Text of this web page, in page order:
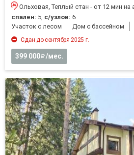
Ольховая, Теплый стан - от 12 мин на
спален: 5, с/узлов: 6
Участок с лесом
Дом с бассейном
Сдан до сентября 2025 г.
399 000 /мес.